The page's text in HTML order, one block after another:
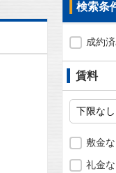
検索条
成約
賃料
敷金
礼金